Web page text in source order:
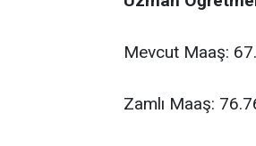
Mevcut Maaş:
Zamlı Maaş: